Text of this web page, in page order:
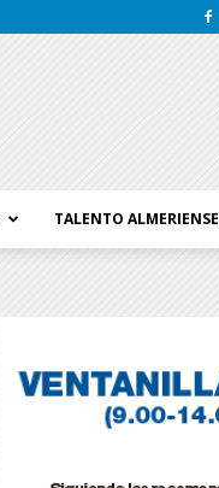
TALENTO ALMERIENSE